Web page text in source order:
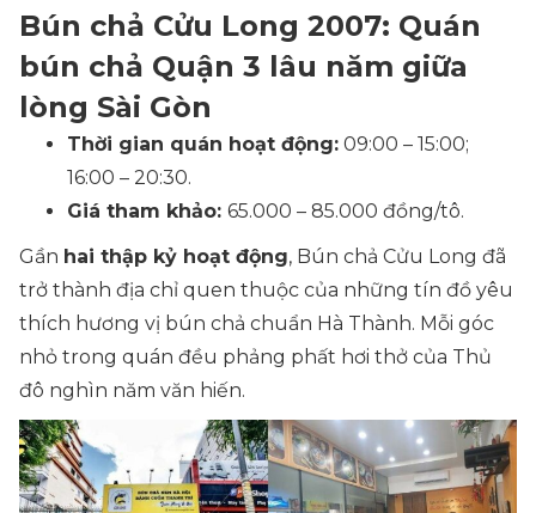
Bún chả Cửu Long 2007: Quán
bún chả Quận 3 lâu năm giữa
lòng Sài Gòn
Thời gian quán hoạt động: 09:00 – 15:00;
16:00 – 20:30.
Giá tham khảo: 65.000 – 85.000 đồng/tô.
Gần hai thập kỷ hoạt động, Bún chả Cửu Long đã
trở thành địa chỉ quen thuộc của những tín đồ yêu
thích hương vị bún chả chuẩn Hà Thành. Mỗi góc
nhỏ trong quán đều phảng phất hơi thở của Thủ
đô nghìn năm văn hiến.